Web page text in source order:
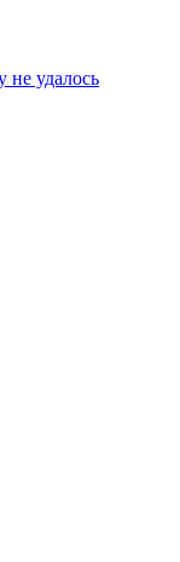
не удалось